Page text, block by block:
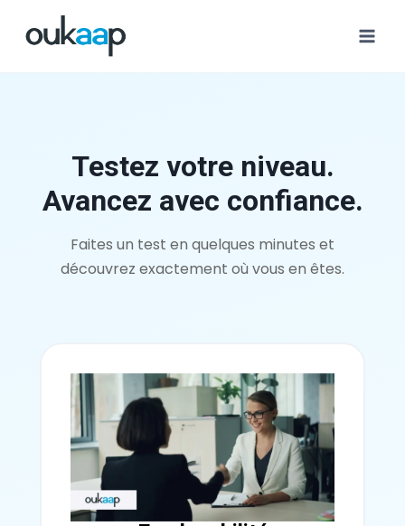
Testez votre niveau.
Avancez avec confiance.
Faites un test en quelques minutes et
découvrez exactement où vous en êtes.